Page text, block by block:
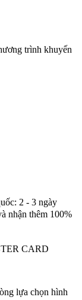
trình khuyến
2 - 3 ngày
nhận thêm 100%
CARD
lựa chọn hình